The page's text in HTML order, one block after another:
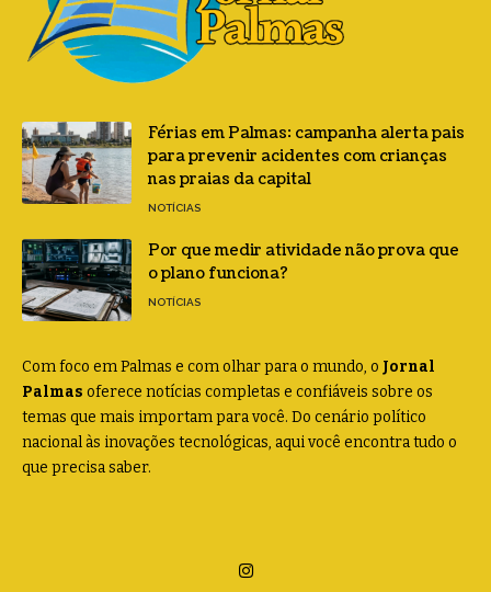
Férias em Palmas: campanha alerta pais
para prevenir acidentes com crianças
nas praias da capital
NOTÍCIAS
Por que medir atividade não prova que
o plano funciona?
NOTÍCIAS
Com foco em Palmas e com olhar para o mundo, o Jornal
Palmas oferece notícias completas e confiáveis sobre os
temas que mais importam para você. Do cenário político
nacional às inovações tecnológicas, aqui você encontra tudo o
que precisa saber.